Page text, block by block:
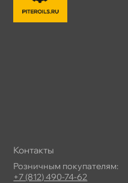
Контакты
Розничным покупателям:
+7 (812) 490-74-62